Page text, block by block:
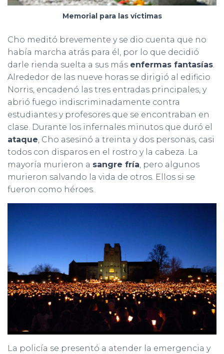
Memorial para las víctimas
Cho meditó brevemente y se dio cuenta que no
había marcha atrás para él, por lo que decidió
darle rienda suelta a sus más enfermas fantasías.
Alrededor de las nueve horas se dirigió al edificio
Norris, encadenó las tres entradas principales, y
abrió fuego indiscriminadamente contra
estudiantes y profesores que se encontraban en
clase. Durante los infernales minutos que duró el
ataque, Cho asesinó a treinta y dos personas, casi
todos con disparos en el rostro y la cabeza. La
mayoría murieron a sangre fría, pero algunos
murieron salvando la vida de otros. Ellos si se
fueron como héroes.
La policía se presentó a atender la emergencia y